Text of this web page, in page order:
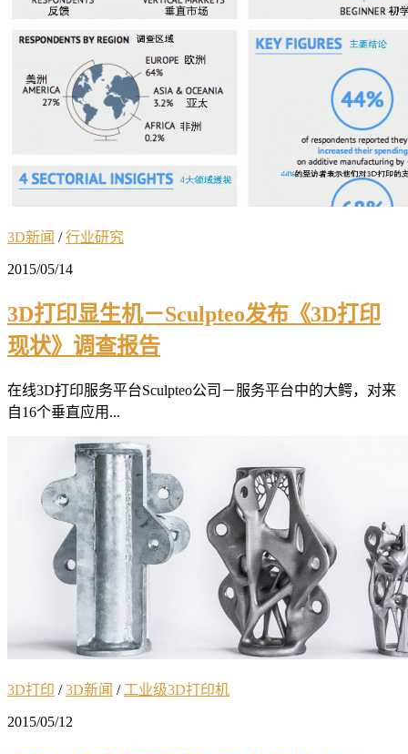
3D新闻 /行业研究
2015/05/14
3D打印显生机－Sculpteo发布《3D打印
现状》调查报告
在线3D打印服务平台Sculpteo公司－服务平台中的大鳄，对来
自16个垂直应用...
3D打印 /3D新闻 / 工业级3D打印机
2015/05/12